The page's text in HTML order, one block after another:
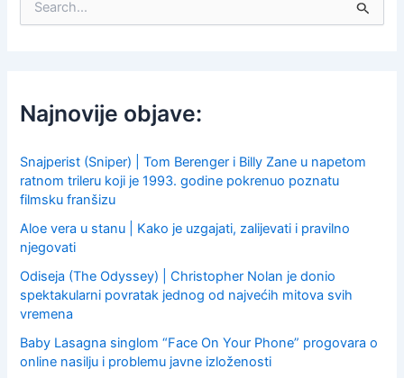
f
o
:
Najnovije objave:
Snajperist (Sniper) | Tom Berenger i Billy Zane u napetom
ratnom trileru koji je 1993. godine pokrenuo poznatu
filmsku franšizu
Aloe vera u stanu | Kako je uzgajati, zalijevati i pravilno
njegovati
Odiseja (The Odyssey) | Christopher Nolan je donio
spektakularni povratak jednog od najvećih mitova svih
vremena
Baby Lasagna singlom “Face On Your Phone” progovara o
online nasilju i problemu javne izloženosti